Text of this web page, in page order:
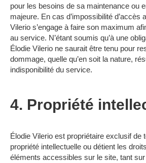
pour les besoins de sa maintenance ou
majeure. En cas d’impossibilité d’accès
Vilerio s’engage à faire son maximum
au service. N’étant soumis qu’à une
Élodie Vilerio ne saurait être tenu pour
dommage, quelle qu’en soit la nature,
indisponibilité du service.
4. Propriété
Élodie Vilerio est propriétaire exclusif de
propriété intellectuelle ou détient les
éléments accessibles sur le site, tant